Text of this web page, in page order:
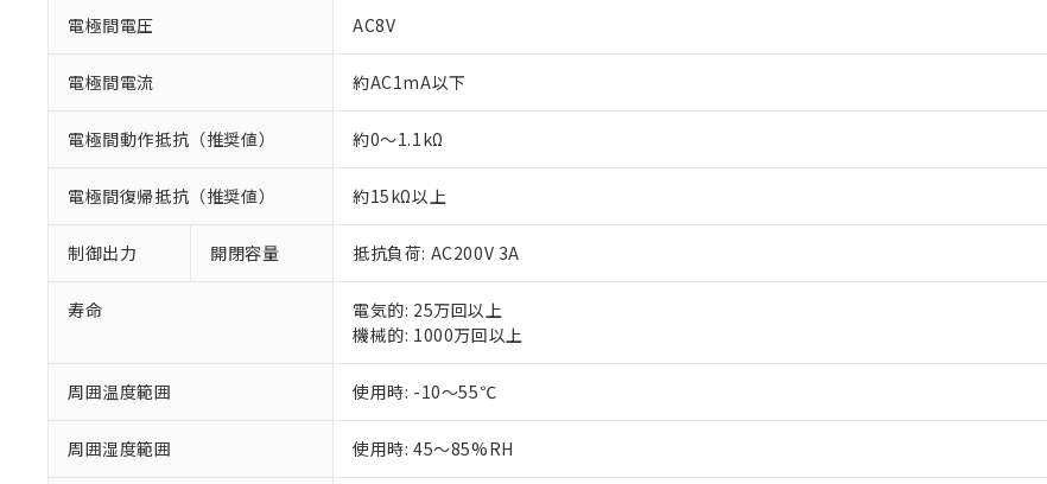
電極間電圧 AC8V
電極間電流 約AC1mA以下
電極間動作抵抗（推奨値） 約0～1.1kΩ
電極間復帰抵抗（推奨値） 約15kΩ以上
制御出力 開閉容量 抵抗負荷: AC200V 3A
寿命
電気的: 25万回以上
機械的: 1000万回以上
周囲温度範囲 使用時: -10～55℃
周囲湿度範囲 使用時: 45～85%RH
以下の条件をお読みいただき、同意のうえご利用ください。
本サービスは、当社制御機器事業取扱商品の当社在庫状況および標準価格(税抜)
くものです。
当社制御機器事業取扱商品の中には、本サービスの対象外となる商品もあること
在庫状況および標準価格照会結果は、記載している更新日時点での社内データに
正式な納期状況および標準価格はお客様のお取引先、またはお客様担当のオムロ
当社販売員にご相談ください。
オムロン制御機器販売店や当社販売拠点は「
在庫状況および標準価格結果を当社の事前の承諾なく第三者に漏洩または開示し
す。
マイパーツ機能（部品リスト作成サービス）をご利用いただくには、I-Webメン
お客様が当ウェブサイト上で当社にご登録された部品リストについて、当社およ
が、当社の製品・サービスに関するお客様との取引・商談に必要な範囲で利用す
※当社の共同利用者とは、
*EU RoHS指令（10物質）：
鉛(Pb) 1000ppm以下、 水銀(Hg) 1000ppm以下、 カドミウム(Cd) 100ppm以下、
六価クロム(Cr(Ⅵ)) 1000ppm以下、ポリ臭化ビフェニル類(PBB) 1000ppm以下、ポリ臭化ジフェニルエーテ
フタル酸ビス(2-エチルヘキシル) (DEHP)(別名：DOP) 1000ppm以下、フタル酸ブチルベンジル（BBP）
ル（DBP） 1000ppm以下、フタル酸ジイソブチル (DIBP) 1000ppm以下
但し、RoHS指令で産業用監視および制御機器に対する適用除外項目は除く。
フタル酸エステル類の４物質については閾値を超える意図的な使用がないことを確認しています。
※2 対応予定月
部品在庫の切り替え状況などにより、予定月が前後することがあります。
※3 非含有証明書ダウンロード
「○」：最大均質材料含有率が中国RoHSの基準値以下であることを示します。
「×」：最大均質材料含有率が中国RoHSの基準値を超えていることを示します。
「－」：未確認です。当社販売部門へお問い合わせください。
Pb(鉛) :1000ppm、 Hg(水銀) : 1000ppm、 Cd(カドミウム) : 100ppm、
DEHP(フタル酸ビス(2-エチルヘキシル)) : 1000ppm
※2 環境保護使用期限
「ｅ」：有害物質（10物質）のすべてが基準値以下であることを示します。
「10」：通常の使用状況下において有害物質が外部に漏えいし、環境に深刻な影響を
味します。
「－」：未確認です。当社販売部門へお問い合わせください。
当社は、これら貴社製品のうち、外国為替および外国貿易法に定める商品（以下
う）を輸出または国外への提供する場合は、日本国政府の輸出許可(または役務
などの必要な手続きをとります。
当社は規制貨物を破棄する場合は、完全に破砕するなど、違法に輸出されないよ
当社は貴社製品を、核兵器、ミサイル、化学兵器、生物兵器またはその他武器並
置等に一切使用いたしません。
また当社は、販売先および販売に係わる関係者が違法に輸出するおそれがある
たしません。
記
号
○ 一定数以上の在庫あり
△ 一定数には満たないが在庫あり
－
在庫なし(最新の在庫状況については、お客様のお取引先、またはお客様担
機器販売店・当社販売員にご確認ください)
空
白
受注生産機種、また在庫状況の情報を公開していない機種